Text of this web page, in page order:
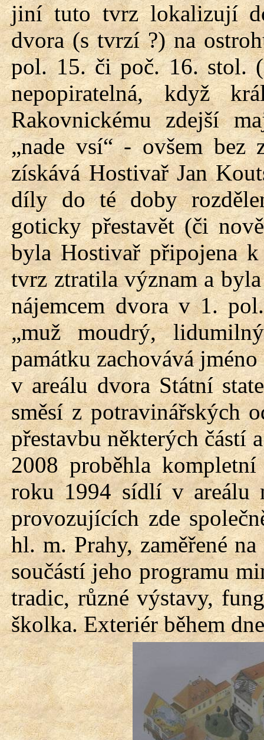
jiní tuto tvrz lokalizují
dvora (s tvrzí ?) na
pol. 15. či poč. 16. stol.
nepopiratelná, když
Rakovnickému zdejší
„nade vsí“ - ovšem
získává Hostivař Jan
díly do té doby
goticky přestavět (či
byla Hostivař připojena k
tvrz ztratila význam a
nájemcem dvora v 1.
„muž moudrý,
památku zachovává
v areálu dvora Státní
směsí z potravinářských
přestavbu některých částí
2008 proběhla
roku 1994 sídlí v areálu
provozujících zde
hl. m. Prahy, zaměřené
součástí jeho programu
tradic, různé výstavy,
školka. Exteriér během